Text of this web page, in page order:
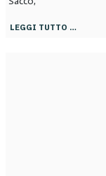
LEGGI TUTTO …